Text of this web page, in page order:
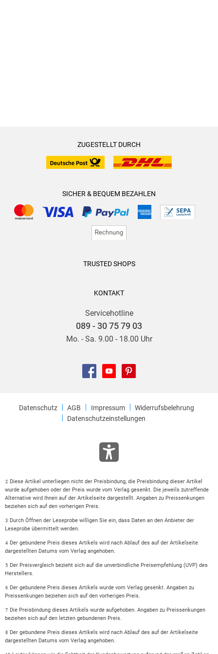
ZUGESTELLT DURCH
SICHER & BEQUEM BEZAHLEN
TRUSTED SHOPS
KONTAKT
Servicehotline
089 - 30 75 79 03
Mo. - Sa. 9.00 - 18.00 Uhr
Datenschutz AGB Impressum
Widerrufsbelehrung
Datenschutzeinstellungen
2
Diese Artikel unterliegen nicht der Preisbindung, die Preisbindung dieser Artikel
wurde aufgehoben oder der Preis wurde vom Verlag gesenkt. Die jeweils zutreffende
Alternative wird Ihnen auf der Artikelseite dargestellt. Angaben zu Preissenkungen
beziehen sich auf den vorherigen Preis.
3
Durch Öffnen der Leseprobe willigen Sie ein, dass Daten an den Anbieter der
Leseprobe übermittelt werden.
4
Der gebundene Preis dieses Artikels wird nach Ablauf des auf der Artikelseite
dargestellten Datums vom Verlag angehoben.
5
Der Preisvergleich bezieht sich auf die unverbindliche Preisempfehlung (UVP) des
Herstellers.
6
Der gebundene Preis dieses Artikels wurde vom Verlag gesenkt. Angaben zu
Preissenkungen beziehen sich auf den vorherigen Preis.
7
Die Preisbindung dieses Artikels wurde aufgehoben. Angaben zu Preissenkungen
beziehen sich auf den letzten gebundenen Preis.
8
Der gebundene Preis dieses Artikels wird nach Ablauf des auf der Artikelseite
dargestellten Datums vom Verlag angehoben.